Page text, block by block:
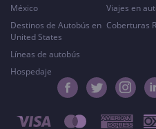
México
Destinos de Autobús en
United States
Líneas de autobús
Hospedaje
Viajes en
Coberturas